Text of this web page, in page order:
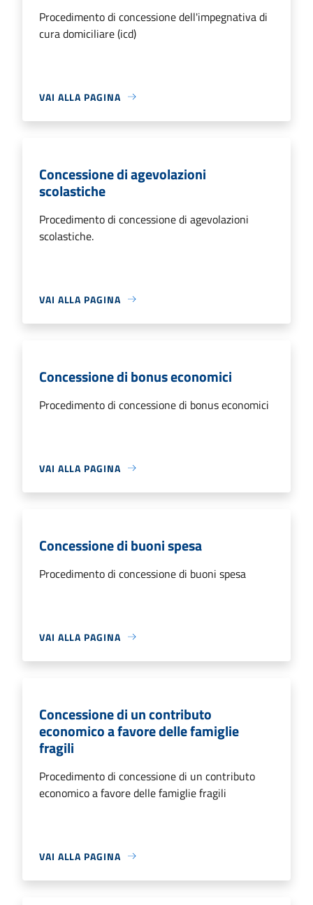
Procedimento di concessione dell'impegnativa di
cura domiciliare (icd)
VAI ALLA PAGINA
Concessione di agevolazioni
scolastiche
Procedimento di concessione di agevolazioni
scolastiche.
VAI ALLA PAGINA
Concessione di bonus economici
Procedimento di concessione di bonus economici
VAI ALLA PAGINA
Concessione di buoni spesa
Procedimento di concessione di buoni spesa
VAI ALLA PAGINA
Concessione di un contributo
economico a favore delle famiglie
fragili
Procedimento di concessione di un contributo
economico a favore delle famiglie fragili
VAI ALLA PAGINA